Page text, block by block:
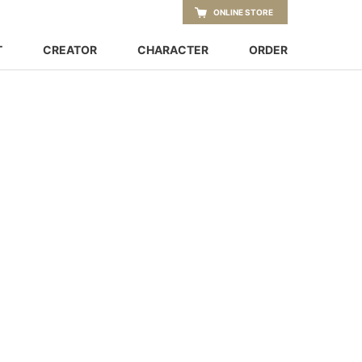
CREATOR CHARACTER ORDER
ONLINE STORE